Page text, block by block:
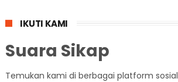
IKUTI KAMI
Suara Sikap
Temukan kami di berbagai platform sosial